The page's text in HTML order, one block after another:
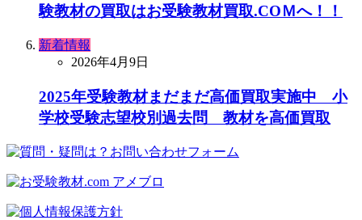
験教材の買取はお受験教材買取.COＭへ！！
新着情報
2026年4月9日
2025年受験教材まだまだ高価買取実施中 小
学校受験志望校別過去問 教材を高価買取